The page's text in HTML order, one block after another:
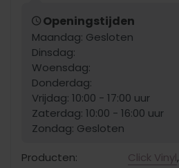
Openingstijden
Maandag: Gesloten
Dinsdag:
Woensdag:
Donderdag:
Vrijdag: 10:00 - 17:00 uur
Zaterdag: 10:00 - 16:00 uur
Zondag: Gesloten
Producten:
Click Vinyl,